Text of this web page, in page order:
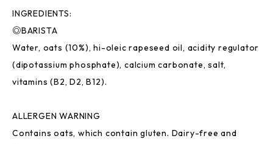
INGREDIENTS:
◎BARISTA
Water, oats (10%), hi-oleic rapeseed oil, acidity regulator
(dipotassium phosphate), calcium carbonate, salt,
vitamins (B2, D2, B12).
ALLERGEN WARNING
Contains oats, which contain gluten. Dairy-free and